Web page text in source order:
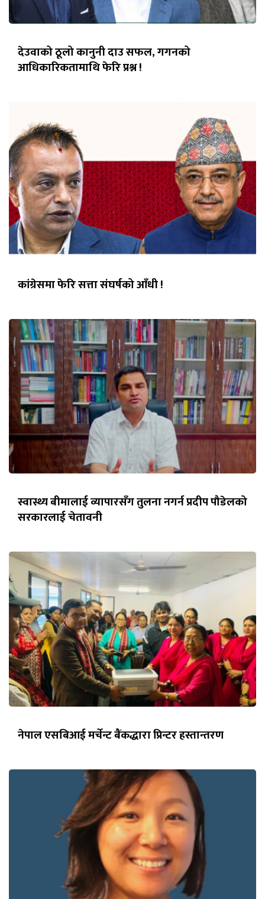
देउवाको ठूलो कानुनी दाउ सफल, गगनको
आधिकारिकतामाथि फेरि प्रश्न !
कांग्रेसमा फेरि सत्ता संघर्षको आँधी !
स्वास्थ्य बीमालाई व्यापारसँग तुलना नगर्न प्रदीप पौडेलको
सरकारलाई चेतावनी
नेपाल एसबिआई मर्चेन्ट बैंकद्धारा प्रिन्टर हस्तान्तरण